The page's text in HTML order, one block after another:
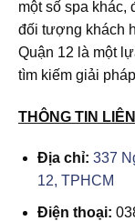
một số spa khác,
đối tượng khách
Quận 12 là một
tìm kiếm giải
THÔNG TIN
Địa chỉ: 337
12, TPHCM
Điện thoại: